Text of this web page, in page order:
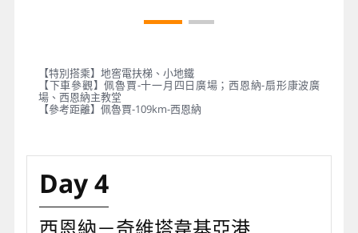
【特別搭乘】地窖電扶梯、小地鐵
【下車參觀】佩魯賈-十一月四日廣場；西恩納-扇形康波廣
場、西恩納主教堂
【參考距離】佩魯賈-109km-西恩納
Day 4
西恩納－奇維塔韋基亞港